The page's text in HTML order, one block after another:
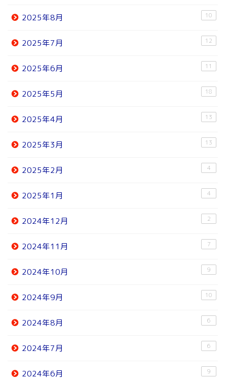
2025年8月 10
2025年7月 12
2025年6月 11
2025年5月 18
2025年4月 13
2025年3月 13
2025年2月 4
2025年1月 4
2024年12月 2
2024年11月 7
2024年10月 9
2024年9月 10
2024年8月 6
2024年7月 6
2024年6月 9